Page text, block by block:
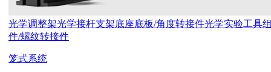
光学调整架光学接杆支架底座底板/角度转接件光学实验工具
件/螺纹转接件
笼式系统